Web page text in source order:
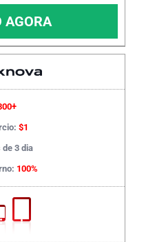
AGORA
$1
3 dia
100%